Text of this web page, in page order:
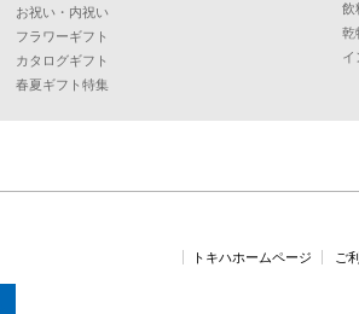
お祝い・内祝い
フラワーギフト
カタログギフト
春夏ギフト特集
飲
乾
イ
トキハホームページ ご